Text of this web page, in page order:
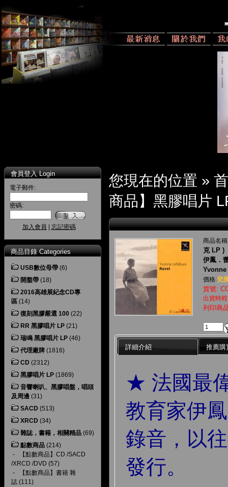
會員登入 Login
電子郵件:
密碼:
加入會員 忘記密碼
商品目錄 Categories
USB數位母帶 (6)
開盤帶 (18)
2016高雄展紀念CD專
區 (14)
復刻黑膠嚴選 100 (22)
RR 黑膠唱片 LP (21)
瑞鳴 黑膠唱片 LP (46)
代理廠牌 (1816)
CD (2312)
黑膠唱片 LP (1869)
音響喇叭、黑膠唱盤，唱頭
及周邊 (31)
SACD (513)
XRCD (34)
雜誌，書籍，相關精品 (69)
點數商品 (214)
-
【點數商品】CD /SACD
/XRCD /DVD (57)
-
【點數商品】書籍 雜
誌 (111)
您現在的位置 »
商品】黑膠唱片
商品名
克 LP )
伊鳳．
價格:兌
貨號:
出貨時
列印商
詳細介紹 推薦購
★ 法國最
教育家伊
錄音，以
發行。